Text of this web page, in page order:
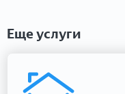
Еще услуги